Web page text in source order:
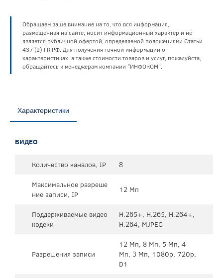
Обращаем ваше внимание на то, что вся информация,
размещенная на сайте, носит информационный характер и не
является публичной офертой, определяемой положениями Статьи
437 (2) ГК РФ. Для получения точной информации о
характеристиках, а также стоимости товаров и услуг, пожалуйста,
обращайтесь к менеджерам компании "ИНФОКОМ".
Характеристики
ВИДЕО
Количество каналов, IP
8
Максимальное разреше
ние записи, IP
12 Мп
Поддерживаемые видео
кодеки
H.265+, H.265, H.264+,
H.264, MJPEG
Разрешения записи
12 Мп, 8 Мп, 5 Мп, 4
Мп, 3 Мп, 1080p, 720p,
D1